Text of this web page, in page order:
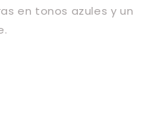
en tonos azules y un